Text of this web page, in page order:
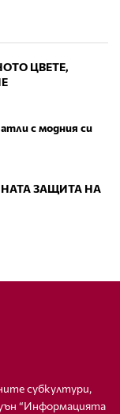
ЦВЕТЕ,
с модния си
ЗАЩИТА НА
субкултури,
“Информацията